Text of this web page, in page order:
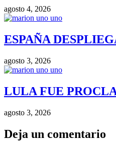
agosto 4, 2026
ESPAÑA
agosto 3, 2026
LULA FUE
agosto 3, 2026
Deja un comentario